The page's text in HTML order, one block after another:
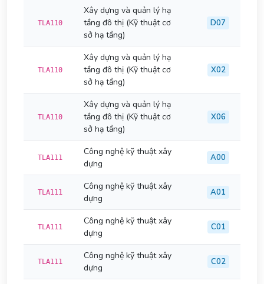
TLA110
Xây dựng và quản lý hạ
tầng đô thị (Kỹ thuật cơ
sở hạ tầng)
D07
TLA110
Xây dựng và quản lý hạ
tầng đô thị (Kỹ thuật cơ
sở hạ tầng)
X02
TLA110
Xây dựng và quản lý hạ
tầng đô thị (Kỹ thuật cơ
sở hạ tầng)
X06
TLA111
Công nghệ kỹ thuật xây
dựng
A00
TLA111
Công nghệ kỹ thuật xây
dựng
A01
TLA111
Công nghệ kỹ thuật xây
dựng
C01
TLA111
Công nghệ kỹ thuật xây
dựng
C02